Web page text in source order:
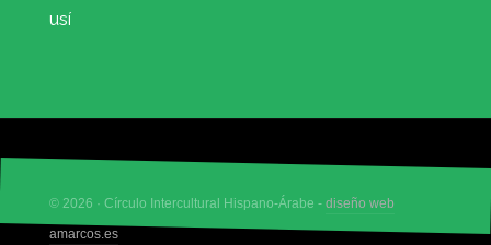
usí
© 2026 · Círculo Intercultural Hispano-Árabe - diseño web
amarcos.es